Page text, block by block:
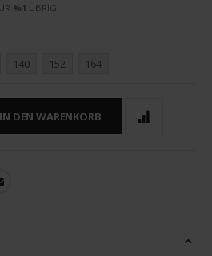
%1 ÜBRIG
140 152 164
IN DEN WARENKORB